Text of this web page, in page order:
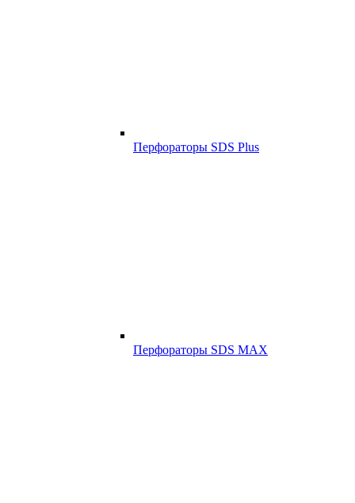
Перфораторы SDS Plus
Перфораторы SDS MAX